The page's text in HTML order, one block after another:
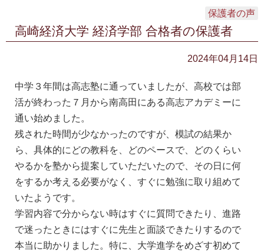
保護者の声
高崎経済大学 経済学部 合格者の保護者
2024年04月14日
中学３年間は高志塾に通っていましたが、高校では部
活が終わった７月から南高田にある高志アカデミーに
通い始めました。
残された時間が少なかったのですが、模試の結果か
ら、具体的にどの教科を、どのペースで、どのくらい
やるかを塾から提案していただいたので、その日に何
をするか考える必要がなく、すぐに勉強に取り組めて
いたようです。
学習内容で分からない時はすぐに質問できたり、進路
で迷ったときにはすぐに先生と面談できたりするので
本当に助かりました。特に、大学進学をめざす初めて